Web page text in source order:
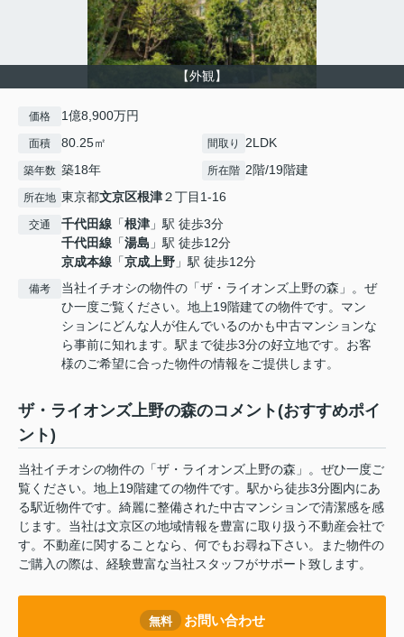
【外観】
価格 1億8,900万円
面積 80.25㎡ 間取り 2LDK
築年数 築18年 所在階 2階/19階建
所在地 東京都文京区根津２丁目1-16
交通 千代田線 「根津 」駅 徒歩3分
千代田線 「湯島 」駅 徒歩12分
京成本線 「京成上野 」駅 徒歩12分
備考
当社イチオシの物件の「ザ・ライオンズ上野の森」。ぜ
ひ一度ご覧ください。地上19階建ての物件です。マン
ションにどんな人が住んでいるのかも中古マンションな
ら事前に知れます。駅まで徒歩3分の好立地です。お客
様のご希望に合った物件の情報をご提供します。
ザ・ライオンズ上野の森のコメント(おすすめポイ
ント)
当社イチオシの物件の「ザ・ライオンズ上野の森」。ぜひ一度ご
覧ください。地上19階建ての物件です。駅から徒歩3分圏内にあ
る駅近物件です。綺麗に整備された中古マンションで清潔感を感
じます。当社は文京区の地域情報を豊富に取り扱う不動産会社で
す。不動産に関することなら、何でもお尋ね下さい。また物件の
ご購入の際は、経験豊富な当社スタッフがサポート致します。
無料 お問い合わせ